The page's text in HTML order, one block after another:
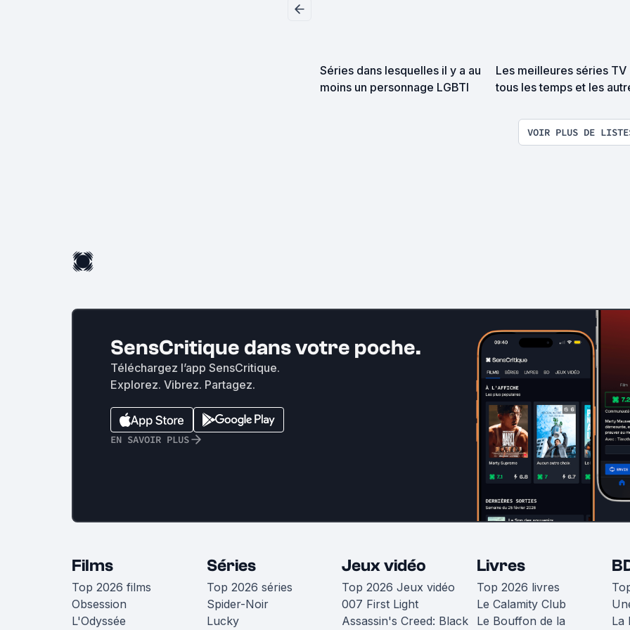
Séries dans lesquelles il y a au
moins un personnage LGBTI
Les meilleures séries TV
tous les temps et les
VOIR PLUS DE
SensCritique dans votre poche.
Téléchargez l’app SensCritique.
Explorez. Vibrez. Partagez.
EN SAVOIR PLUS
Films
Top 2026 films
Obsession
L'Odyssée
Séries
Top 2026 séries
Spider-Noir
Lucky
Jeux vidéo
Top 2026 Jeux vidéo
007 First Light
Assassin's Creed: Black
Livres
Top 2026 livres
Le Calamity Club
Le Bouffon de la
La